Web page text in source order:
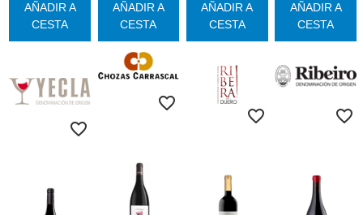
AÑADIR A
CESTA
AÑADIR A
CESTA
AÑADIR A
CESTA
AÑADIR A
CESTA